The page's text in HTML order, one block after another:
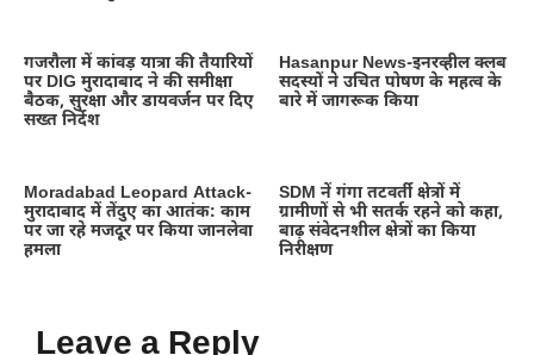
गजरौला में कांवड़ यात्रा की तैयारियों
पर DIG मुरादाबाद ने की समीक्षा
बैठक, सुरक्षा और डायवर्जन पर दिए
सख्त निर्देश
Hasanpur News-इनरव्हील क्लब
सदस्यों ने उचित पोषण के महत्व के
बारे में जागरूक किया
Moradabad Leopard Attack-
मुरादाबाद में तेंदुए का आतंक: काम
पर जा रहे मजदूर पर किया जानलेवा
हमला
SDM नें गंगा तटवर्ती क्षेत्रों में
ग्रामीणों से भी सतर्क रहने को कहा,
बाढ़ संवेदनशील क्षेत्रों का किया
निरीक्षण
Leave a Reply